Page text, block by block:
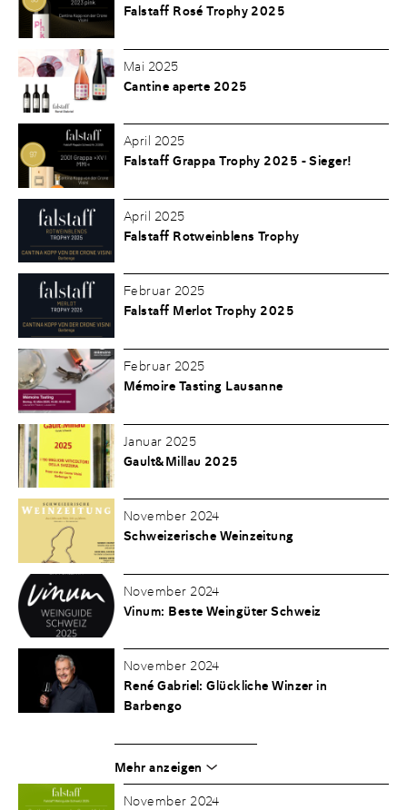
Falstaff Rosé Trophy 2025
Mai 2025
Cantine aperte 2025
April 2025
Falstaff Grappa Trophy 2025 - Sieger!
April 2025
Falstaff Rotweinblens Trophy
Februar 2025
Falstaff Merlot Trophy 2025
Februar 2025
Mémoire Tasting Lausanne
Januar 2025
Gault&Millau 2025
November 2024
Schweizerische Weinzeitung
November 2024
Vinum: Beste Weingüter Schweiz
November 2024
René Gabriel: Glückliche Winzer in
Barbengo
Mehr anzeigen
November 2024